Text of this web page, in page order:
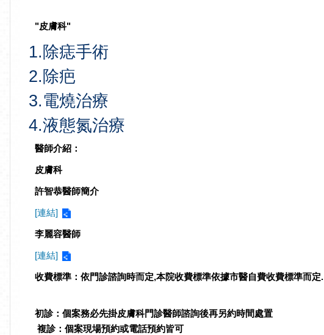
"皮膚科"
1.除痣手術
2.除疤
3.電燒治療
4.液態氮治療
醫師介紹：
皮膚科
許智恭醫師簡介
[連結]
李麗容醫師
[連結]
收費標準： 依門診諮詢時而定,本院收費標準依據市醫自費收費標準而定.
初診：個案務必先掛皮膚科門診醫師諮詢後再另約時間處置
複診：個案現場預約或電話預約皆可